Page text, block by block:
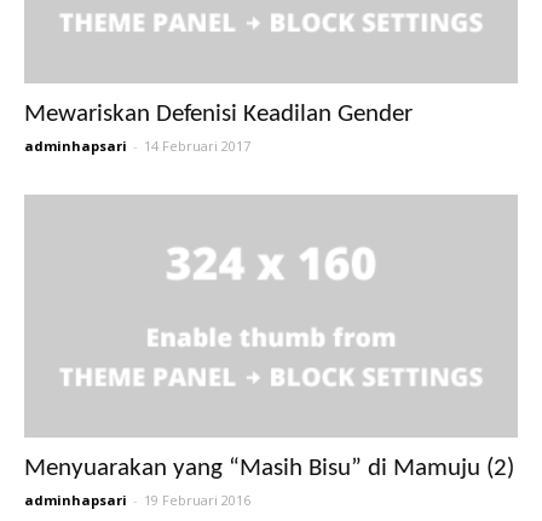
Mewariskan Defenisi Keadilan Gender
adminhapsari - 14 Februari 2017
Menyuarakan yang “Masih Bisu” di Mamuju (2)
adminhapsari - 19 Februari 2016